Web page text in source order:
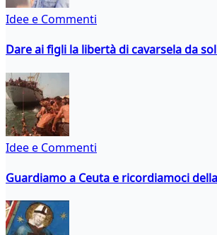
Idee e Commenti
Dare ai figli la libertà di cavarsela da
Idee e Commenti
Guardiamo a Ceuta e ricordiamoci